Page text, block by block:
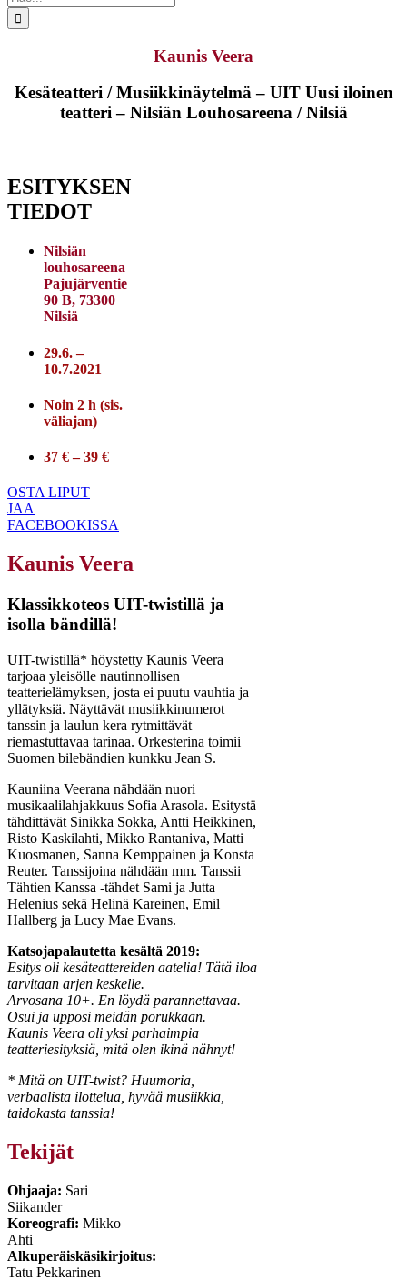
...
Kaunis Veera
Kesäteatteri / Musiikkinäytelmä – UIT Uusi iloinen
teatteri – Nilsiän Louhosareena / Nilsiä
ESITYKSEN
TIEDOT
Nilsiän
louhosareena
Pajujärventie
90 B, 73300
Nilsiä
29.6. –
10.7.2021
Noin 2 h (sis.
väliajan)
37 € – 39 €
OSTA LIPUT
JAA
FACEBOOKISSA
Kaunis Veera
Klassikkoteos UIT-twistillä ja
isolla bändillä!
UIT-twistillä* höystetty Kaunis Veera
tarjoaa yleisölle nautinnollisen
teatterielämyksen, josta ei puutu vauhtia ja
yllätyksiä. Näyttävät musiikkinumerot
tanssin ja laulun kera rytmittävät
riemastuttavaa tarinaa. Orkesterina toimii
Suomen bilebändien kunkku Jean S.
Kauniina Veerana nähdään nuori
musikaalilahjakkuus Sofia Arasola. Esitystä
tähdittävät Sinikka Sokka, Antti Heikkinen,
Risto Kaskilahti, Mikko Rantaniva, Matti
Kuosmanen, Sanna Kemppainen ja Konsta
Reuter. Tanssijoina nähdään mm. Tanssii
Tähtien Kanssa -tähdet Sami ja Jutta
Helenius sekä Helinä Kareinen, Emil
Hallberg ja Lucy Mae Evans.
Katsojapalautetta kesältä 2019:
Esitys oli kesäteattereiden aatelia! Tätä iloa
tarvitaan arjen keskelle.
Arvosana 10+. En löydä parannettavaa.
Osui ja upposi meidän porukkaan.
Kaunis Veera oli yksi parhaimpia
teatteriesityksiä, mitä olen ikinä nähnyt!
* Mitä on UIT-twist? Huumoria,
verbaalista ilottelua, hyvää musiikkia,
taidokasta tanssia!
Tekijät
Ohjaaja: Sari
Siikander
Koreografi: Mikko
Ahti
Alkuperäiskäsikirjoitus:
Tatu Pekkarinen